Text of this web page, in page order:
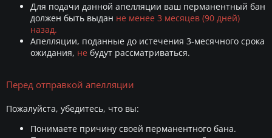
Для подачи данной апелляции ваш перманентный бан
должен быть выдан не менее 3 месяцев (90 дней)
назад.
Апелляции, поданные до истечения 3-месячного срока
ожидания, не будут рассматриваться.
Перед отправкой апелляции
Пожалуйста, убедитесь, что вы:
Понимаете причину своей перманентного бана.